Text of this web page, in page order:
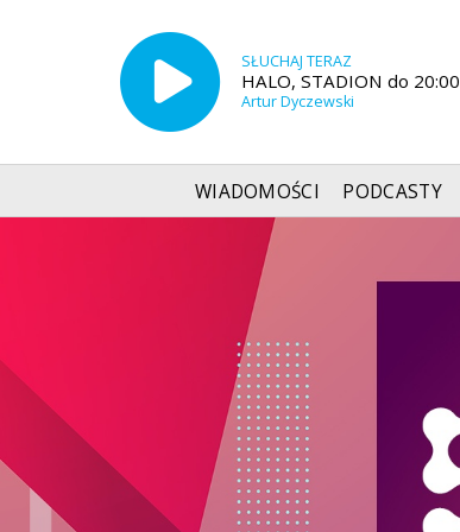
SŁUCHAJ TERAZ
HALO, STADION do 20:00
Artur Dyczewski
WIADOMOŚCI PODCASTY